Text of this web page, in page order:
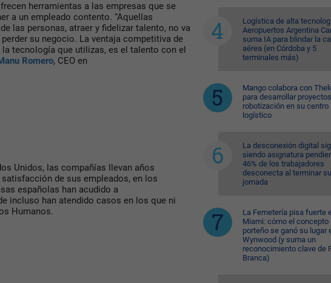
herramientas a las empresas que se
a un empleado contento. “Aquellas
las personas, atraer y fidelizar talento, no va
su negocio. La ventaja competitiva de
tecnología que utilizas, es el talento con el
Romero, CEO en
Unidos, las compañías llevan años
de sus empleados, en los
españolas han acudido a
incluso han atendido casos en los que ni
Humanos.
Logística de alta
Aeropuertos Argentina
suma IA para blindar la
aérea (en Córdoba y 5
terminales más)
Mango colabora con
para desarrollar
robotización en su centro
logístico
La desconexión digital
siendo asignatura
46% de los trabajadores
desconecta al terminar su
jornada
La Fernetería pisa fuerte
Miami: cómo el concepto
porteño se ganó su lugar
Wynwood (y suma un
reconocimiento clave de
Branca)